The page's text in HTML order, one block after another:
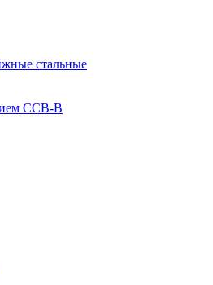
стальные
ССВ-В